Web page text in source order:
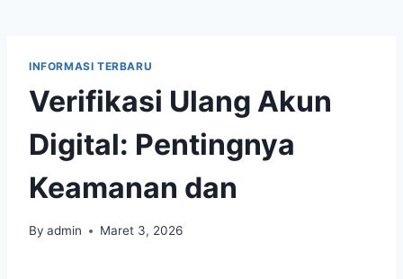
INFORMASI TERBARU
Verifikasi Ulang Akun
Digital: Pentingnya
Keamanan dan
By admin Maret 3, 2026